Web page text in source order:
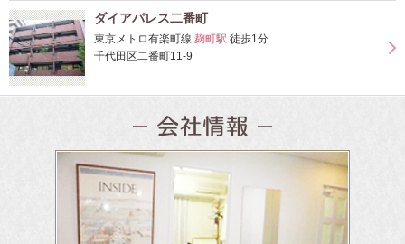
ダイアパレス二番町
東京メトロ有楽町線 麹町駅 徒歩1分
千代田区二番町11-9